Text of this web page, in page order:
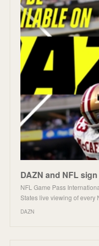
NFL Game Pass
States live viewing of every
DAZN